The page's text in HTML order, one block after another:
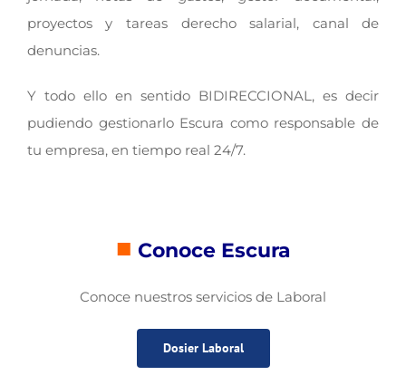
proyectos y tareas derecho salarial, canal de
denuncias.
Y todo ello en sentido BIDIRECCIONAL, es decir
pudiendo gestionarlo Escura como responsable de
tu empresa, en tiempo real 24/7.
■ Conoce Escura
Conoce nuestros servicios de Laboral
Dosier Laboral